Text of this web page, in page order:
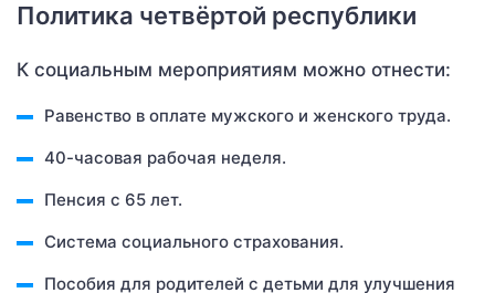
Политика четвёртой республики
К социальным мероприятиям можно отнести:
Равенство в оплате мужского и женского труда.
40-часовая рабочая неделя.
Пенсия с 65 лет.
Система социального страхования.
Пособия для родителей с детьми для улучшения